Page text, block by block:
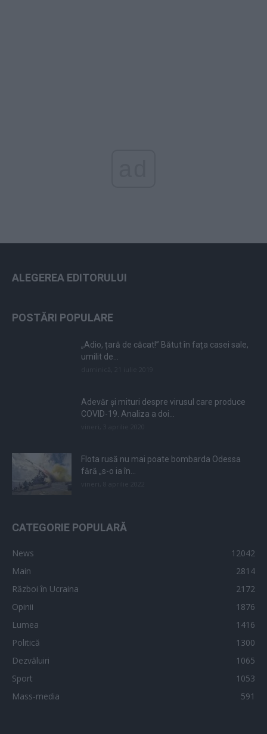
ALEGEREA EDITORULUI
POSTĂRI POPULARE
„Adio, țară de căcat!” Bătut în fața casei sale,
umilit de...
Adevăr și mituri despre virusul care produce
COVID-19. Analiza a doi...
Flota rusă nu mai poate bombarda Odessa
fără „s-o ia în...
CATEGORIE POPULARĂ
News
12042
Main
2814
Război în Ucraina
2172
Opinii
1876
Lumea
1416
Politică
1300
Dezvăluiri
1065
Sport
1053
Mass-media
591